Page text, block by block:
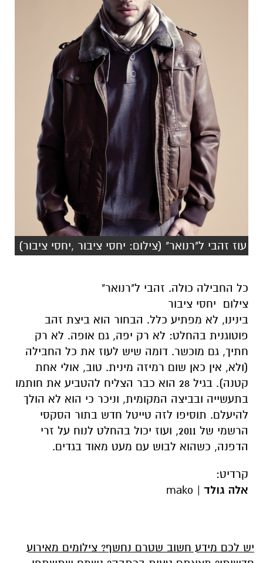
עוז זהבי ל"רנואר" (צילום: יחסי ציבור ,יחסי ציבור)
כל החבילה כולה. זהבי ל"רנואר"
צילום׃ יחסי ציבור
בינינו, לא מפתיע כלל. הבחור הוא ביצת זהב
פוטוגנית בהחלט: לא רק יפה, גם אופה. לא רק
חתיך, גם מוכשר. דומה שיש לעוז את כל החבילה
(ולא, אין כאן שום רמיזה מינית. טוב, אולי אחת
קטנה). בגיל 28 הוא כבר הצליח להטביע את חותמו
בתעשייה ובביצה המקומית, וניכר כי הוא לא הולך
להיעלם. תוסיפו לזה טייטל חדש בתור הסקסי
הרשמי של 2011, ועוז יכול בהחלט לנוח על זרי
הדפנה, כשהוא לבוש עם מעט מאוד בגדים.
קרדיט:
אלה גולד |
mako
יש לכם מידע חשוב שטרם נחשף? צילומים מאירוע